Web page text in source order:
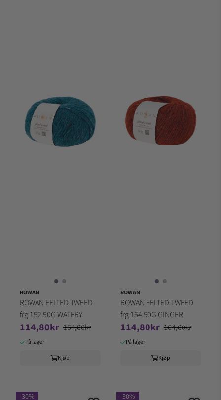
ROWAN
ROWAN FELTED TWEED
frg 152 50G WATERY
114,80kr 164,00kr
På lager
Kjøp
ROWAN
ROWAN FELTED TWEED
frg 154 50G GINGER
114,80kr 164,00kr
På lager
Kjøp
-30% -30%